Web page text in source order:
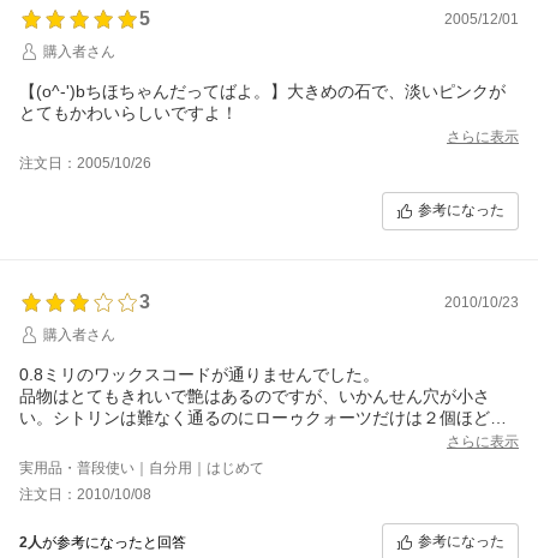
5
2005/12/01
購入者さん
【(o^-')bちほちゃんだってばよ。】大きめの石で、淡いピンクが
とてもかわいらしいですよ！
さらに表示
注文日：2005/10/26
参考になった
3
2010/10/23
購入者さん
0.8ミリのワックスコードが通りませんでした。
品物はとてもきれいで艶はあるのですが、いかんせん穴が小さ
い。シトリンは難なく通るのにローゥクォーツだけは２個ほど何
とか根性で通した以外全部ダメでした。石が綺麗だったので★３
つ。
丸玉の方は４ミリ玉でもちゃんと通ったので、石の性質で穴が開
け難いのではなく、単純に小さいだけだと思います。両サイドの
穴の大きさも違っていたりで…残念でした。シリコンゴムなら通
るのかな？？
さらに表示
実用品・普段使い｜自分用｜はじめて
注文日：2010/10/08
2人が参考になったと回答 参考になった